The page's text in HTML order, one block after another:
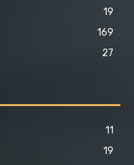
19
169
27
11
19